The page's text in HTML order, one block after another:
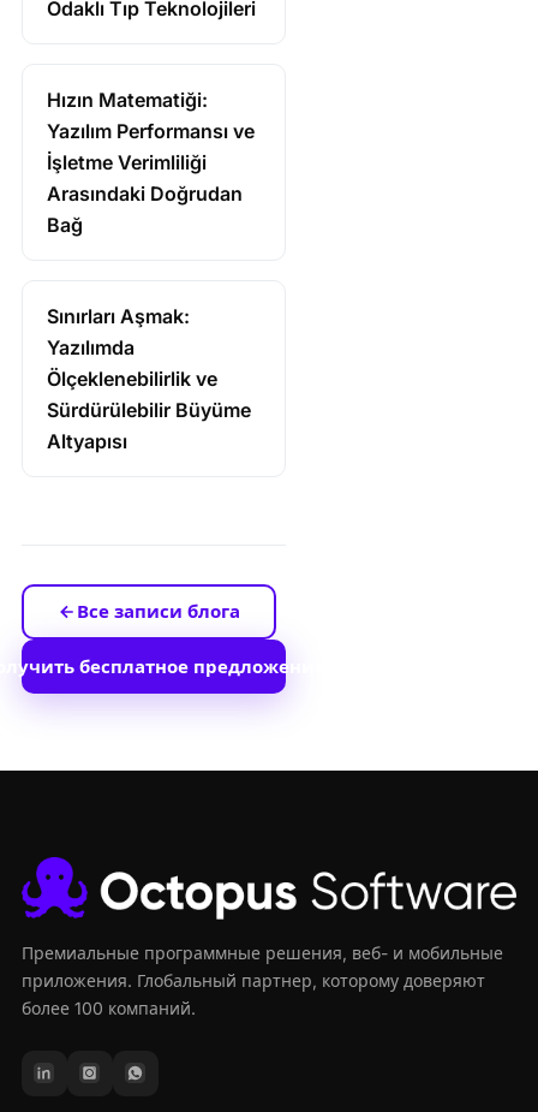
Odaklı Tıp Teknolojileri
Hızın Matematiği:
Yazılım Performansı ve
İşletme Verimliliği
Arasındaki Doğrudan
Bağ
Sınırları Aşmak:
Yazılımda
Ölçeklenebilirlik ve
Sürdürülebilir Büyüme
Altyapısı
Все записи блога
бесплатное предложение
Премиальные программные решения, веб- и мобильные
приложения. Глобальный партнер, которому доверяют
более 100 компаний.